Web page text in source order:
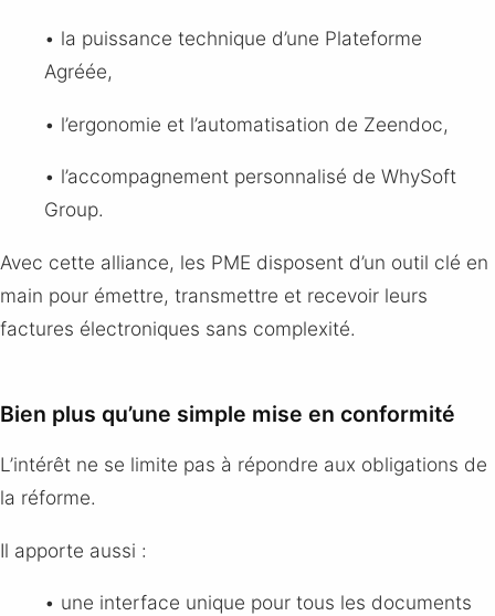
• la puissance technique d’une Plateforme
Agréée,
• l’ergonomie et l’automatisation de Zeendoc,
• l’accompagnement personnalisé de WhySoft
Group.
Avec cette alliance, les PME disposent d’un outil clé en
main pour émettre, transmettre et recevoir leurs
factures électroniques sans complexité.
Bien plus qu’une simple mise en conformité
L’intérêt ne se limite pas à répondre aux obligations de
la réforme.
Il apporte aussi :
• une interface unique pour tous les documents